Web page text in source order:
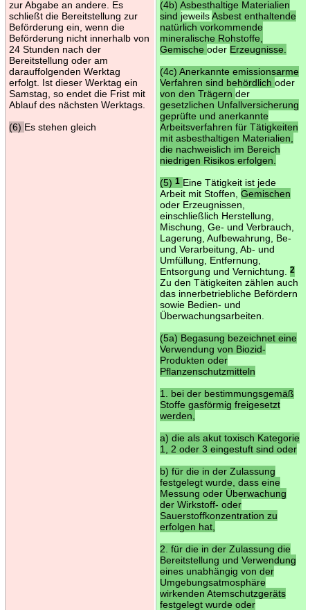
zur Abgabe an andere. Es
schließt die Bereitstellung zur
Beförderung ein, wenn die
Beförderung nicht innerhalb von
24 Stunden nach der
Bereitstellung oder am
darauffolgenden Werktag
erfolgt. Ist dieser Werktag ein
Samstag, so endet die Frist mit
Ablauf des nächsten Werktags.
(6) Es stehen gleich
(4b) Asbesthaltige Materialien
sind jeweilsAsbest enthaltende
natürlich vorkommende
mineralische Rohstoffe,
Gemische oder Erzeugnisse.
(4c) Anerkannte emissionsarme
Verfahren sind behördlich oder
von den Trägern der
gesetzlichen Unfallversicherung
geprüfte und anerkannte
Arbeitsverfahren für Tätigkeiten
mit asbesthaltigen Materialien,
die nachweislich im Bereich
niedrigen Risikos erfolgen.
(5) 1 Eine Tätigkeit ist jede
Arbeit mit Stoffen, Gemischen
oder Erzeugnissen,
einschließlich Herstellung,
Mischung, Ge- und Verbrauch,
Lagerung, Aufbewahrung, Be-
und Verarbeitung, Ab- und
Umfüllung, Entfernung,
Entsorgung und Vernichtung.
2
Zu den Tätigkeiten zählen auch
das innerbetriebliche Befördern
sowie Bedien- und
Überwachungsarbeiten.
(5a) Begasung bezeichnet eine
Verwendung von Biozid-
Produkten oder
Pflanzenschutzmitteln
1. bei der bestimmungsgemäß
Stoffe gasförmig freigesetzt
werden,
a) die als akut toxisch Kategorie
1, 2 oder 3 eingestuft sind oder
b) für die in der Zulassung
festgelegt wurde, dass eine
Messung oder Überwachung
der Wirkstoff- oder
Sauerstoffkonzentration zu
erfolgen hat,
2. für die in der Zulassung die
Bereitstellung und Verwendung
eines unabhängig von der
Umgebungsatmosphäre
wirkenden Atemschutzgeräts
festgelegt wurde oder